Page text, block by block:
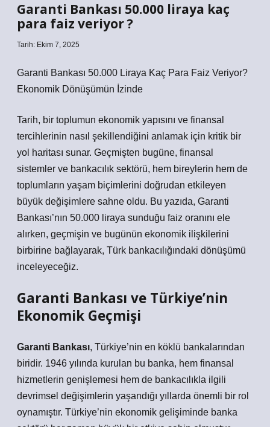
Garanti Bankası 50.000 liraya kaç
para faiz veriyor ?
Tarih: Ekim 7, 2025
Garanti Bankası 50.000 Liraya Kaç Para Faiz Veriyor?
Ekonomik Dönüşümün İzinde
Tarih, bir toplumun ekonomik yapısını ve finansal
tercihlerinin nasıl şekillendiğini anlamak için kritik bir
yol haritası sunar. Geçmişten bugüne, finansal
sistemler ve bankacılık sektörü, hem bireylerin hem de
toplumların yaşam biçimlerini doğrudan etkileyen
büyük değişimlere sahne oldu. Bu yazıda, Garanti
Bankası’nın 50.000 liraya sunduğu faiz oranını ele
alırken, geçmişin ve bugünün ekonomik ilişkilerini
birbirine bağlayarak, Türk bankacılığındaki dönüşümü
inceleyeceğiz.
Garanti Bankası ve Türkiye’nin
Ekonomik Geçmişi
Garanti Bankası, Türkiye’nin en köklü bankalarından
biridir. 1946 yılında kurulan bu banka, hem finansal
hizmetlerin genişlemesi hem de bankacılıkla ilgili
devrimsel değişimlerin yaşandığı yıllarda önemli bir rol
oynamıştır. Türkiye’nin ekonomik gelişiminde banka